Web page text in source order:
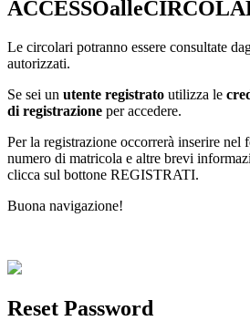
Le circolari potranno essere consultate
autorizzati.
Se sei un utente registrato utilizza le
di registrazione per accedere.
Per la registrazione occorrerà inserire nel
numero di matricola e altre brevi
clicca sul bottone REGISTRATI.
Buona navigazione!
Reset Password